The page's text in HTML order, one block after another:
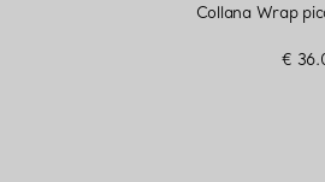
Collana Wrap
€